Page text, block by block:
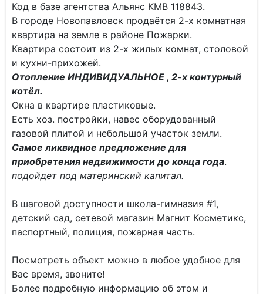
Код в базе агентства Альянс КМВ 118843.
В городе Новопавловск продаётся 2-х комнатная
квартира на земле в районе Пожарки.
Квартира состоит из 2-х жилых комнат, столовой
и кухни-прихожей.
Отопление ИНДИВИДУАЛЬНОЕ , 2-х контурный
котёл.
Окна в квартире пластиковые.
Есть хоз. постройки, навес оборудованный
газовой плитой и небольшой участок земли.
Самое ликвидное предложение для
приобретения недвижимости до конца года.
подойдет под материнский капитал.
В шаговой доступности школа-гимназия #1,
детский сад, сетевой магазин Магнит Косметикс,
паспортный, полиция, пожарная часть.
Посмотреть объект можно в любое удобное для
Вас время, звоните!
Более подробную информацию об этом и